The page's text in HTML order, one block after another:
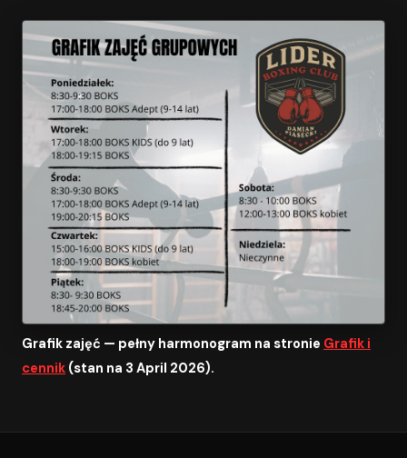
Grafik zajęć — pełny harmonogram na stronie Grafik i
cennik (stan na 3 April 2026).